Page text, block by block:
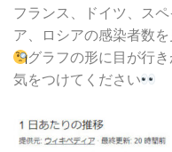
フランス、ドイツ、ス
ア、ロシアの感染者数を
グラフの形に目が行
気をつけてください